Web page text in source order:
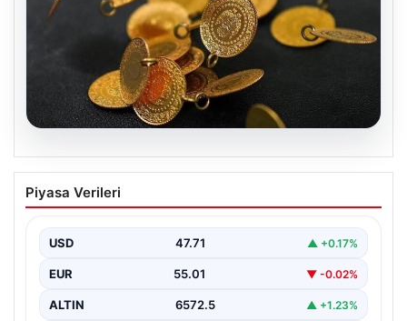
05.08.2026
13 Nisan 2026 Altın Fiyatları Güncel
Durum ve Analizler
uluslararası gelişmeler ve jeopolitical riskler nedeniyle
oldukça dalgalı…
Piyasa Verileri
USD 47.71 ▲ +0.17%
EUR 55.01 ▼ -0.02%
ALTIN 6572.5 ▲ +1.23%